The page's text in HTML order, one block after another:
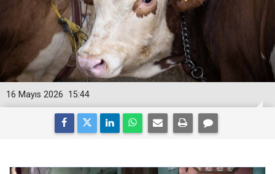
15:44
16 Mayıs 2026